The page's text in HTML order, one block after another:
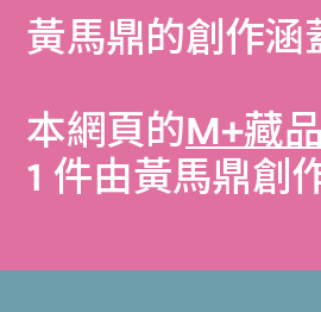
黃馬鼎的創作涵
本網頁的M+藏品
1 件由黃馬鼎創